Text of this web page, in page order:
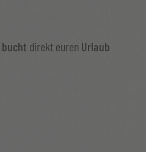
bucht direkt euren Urlaub